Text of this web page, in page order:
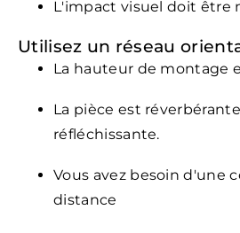
L'impact visuel doit être
Utilisez un réseau
La hauteur de montage
La pièce est
réfléchissante.
Vous avez besoin d'une
distance